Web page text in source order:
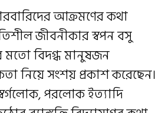
আক্রমণের কথা
জীবনীকার স্বপন বসু
মতো বিদগ্ধ মানুষজন
নিয়ে সংশয় প্রকাশ করেছেন।
পরলোক ইত্যাদি